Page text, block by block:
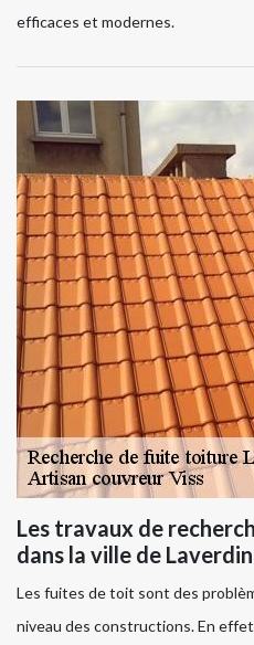
efficaces et modernes.
Les travaux de
dans la ville de
Les fuites de toit sont des
niveau des constructions. En